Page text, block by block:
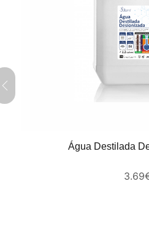
Água Destilada
3.69